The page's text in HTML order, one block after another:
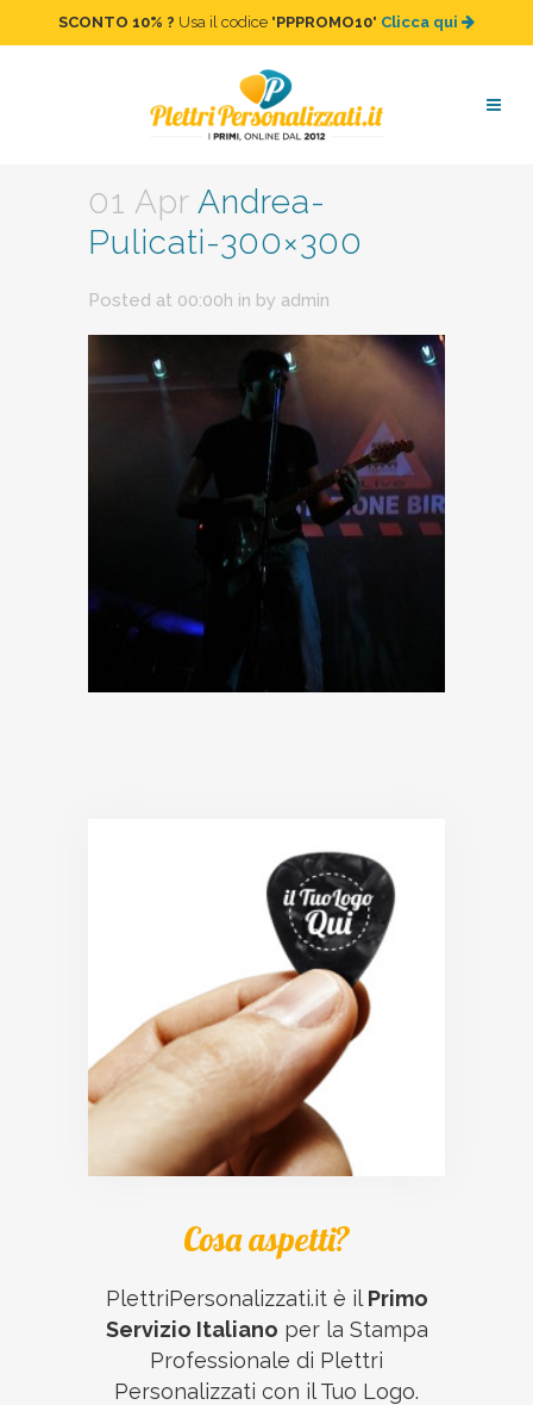
SCONTO 10% ? Usa il codice "PPPROMO10" Clicca qui
Andrea-Pulicati-300×300
01 Apr Andrea-
Pulicati-300×300
Posted at 00:00h in by admin
Cosa aspetti?
PlettriPersonalizzati.it è il Primo
Servizio Italiano per la Stampa
Professionale di Plettri
Personalizzati con il Tuo Logo.